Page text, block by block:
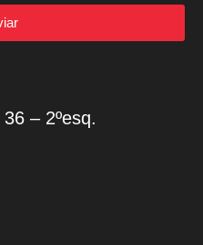
– 2ºesq.